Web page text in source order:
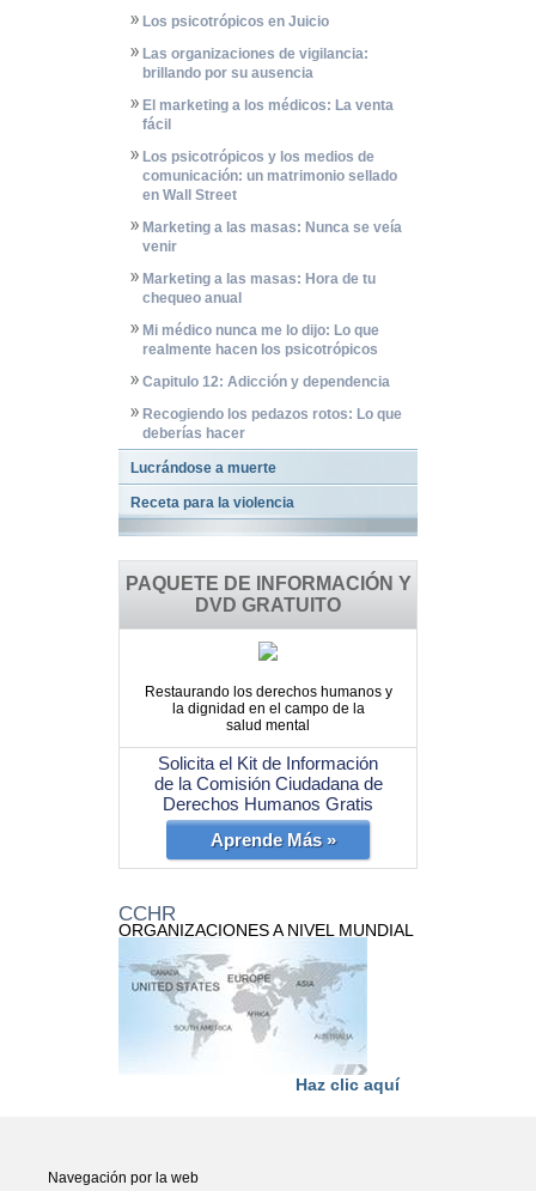
Los psicotrópicos en Juicio
Las organizaciones de vigilancia:
brillando por su ausencia
El marketing a los médicos: La venta
fácil
Los psicotrópicos y los medios de
comunicación: un matrimonio sellado
en Wall Street
Marketing a las masas: Nunca se veía
venir
Marketing a las masas: Hora de tu
chequeo anual
Mi médico nunca me lo dijo: Lo que
realmente hacen los psicotrópicos
Capitulo 12: Adicción y dependencia
Recogiendo los pedazos rotos: Lo que
deberías hacer
Lucrándose a muerte
Receta para la violencia
PAQUETE DE INFORMACIÓN Y
DVD GRATUITO
Restaurando los derechos humanos y
la dignidad en el campo de la
salud mental
Solicita el Kit de Información
de la Comisión Ciudadana de
Derechos Humanos Gratis
Aprende Más »
CCHR
ORGANIZACIONES A NIVEL MUNDIAL
Haz clic aquí
Navegación por la web